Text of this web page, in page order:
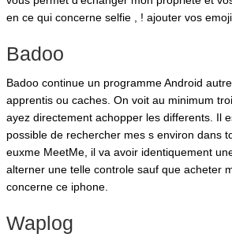
en ce qui concerne selfie , ! ajouter vos
Badoo
Badoo continue un programme Android
apprentis ou caches. On voit au minimum
ayez directement achopper les differents. Il
possible de rechercher mes s environ dans
euxme MeetMe, il va avoir identiquement
alterner une telle controle sauf que acheter
concerne ce iphone.
Waplog